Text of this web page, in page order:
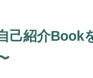
己紹介Book